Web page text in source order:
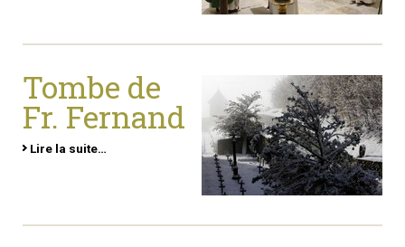
Tombe de
Fr. Fernand
Lire la suite…